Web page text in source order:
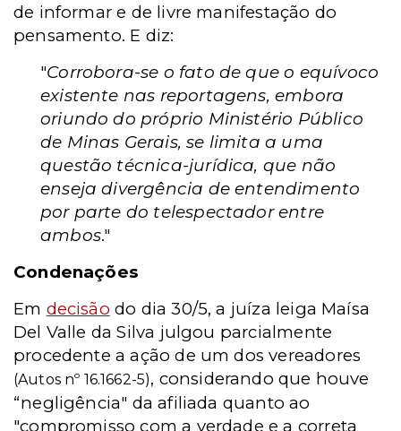
de informar e de livre manifestação do
pensamento. E diz:
"Corrobora-se o fato de que o equívoco
existente nas reportagens, embora
oriundo do próprio Ministério Público
de Minas Gerais, se limita a uma
questão técnica-jurídica, que não
enseja divergência de entendimento
por parte do telespectador entre
ambos."
Condenações
Em decisão do dia 30/5, a juíza leiga Maísa
Del Valle da Silva julgou parcialmente
procedente a ação de um dos vereadores
(Autos nº 16.1662-5), considerando que houve
“negligência" da afiliada quanto ao
"compromisso com a verdade e a correta